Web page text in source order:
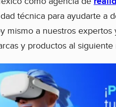
técnica para ayudarte a
mismo a nuestros
y productos al siguiente